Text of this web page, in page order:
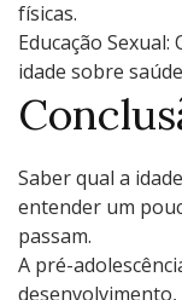
físicas.
Educação
idade sobre
Saber qual a
entender um
passam.
A pré-
desenvolvimento,